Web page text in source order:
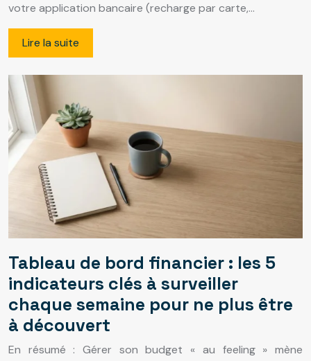
votre application bancaire (recharge par carte,…
Lire la suite
Tableau de bord financier : les 5
indicateurs clés à surveiller
chaque semaine pour ne plus être
à découvert
En résumé : Gérer son budget « au feeling » mène